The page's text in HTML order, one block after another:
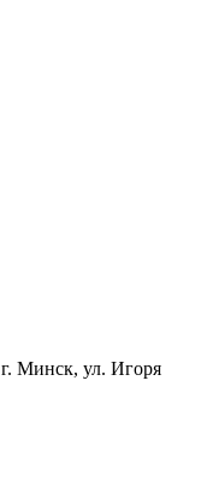
Минск, ул. Игоря